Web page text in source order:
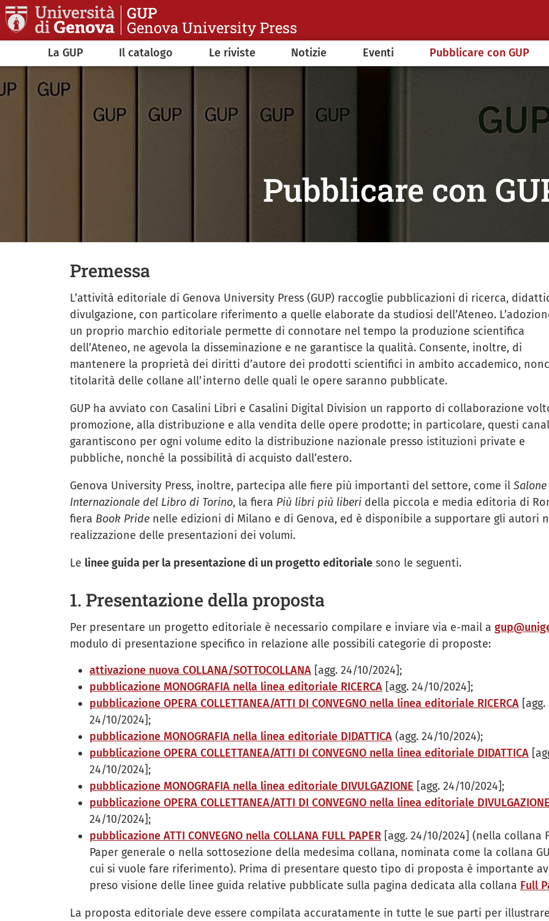
Salta al contenuto principale
GUP
Genova University Press
Navigazione principale
La GUP Il catalogo Le riviste Notizie Eventi Pubblicare con GUP
Pubblicare con
Premessa
L’attività editoriale di Genova University Press (GUP) raccoglie pubblicazioni di ricerca,
divulgazione, con particolare riferimento a quelle elaborate da studiosi dell’Ateneo.
un proprio marchio editoriale permette di connotare nel tempo la produzione scientifica
dell’Ateneo, ne agevola la disseminazione e ne garantisce la qualità. Consente, inoltre, di
mantenere la proprietà dei diritti d’autore dei prodotti scientifici in ambito accademico,
titolarità delle collane all’interno delle quali le opere saranno pubblicate.
GUP ha avviato con Casalini Libri e Casalini Digital Division un rapporto di collaborazione
promozione, alla distribuzione e alla vendita delle opere prodotte; in particolare, questi
garantiscono per ogni volume edito la distribuzione nazionale presso istituzioni private e
pubbliche, nonché la possibilità di acquisto dall’estero.
Genova University Press, inoltre, partecipa alle fiere più importanti del settore, come il Salone
Internazionale del Libro di Torino, la fiera Più libri più liberi della piccola e media editoria di
fiera Book Pride nelle edizioni di Milano e di Genova, ed è disponibile a supportare gli autori
realizzazione delle presentazioni dei volumi.
Le linee guida per la presentazione di un progetto editoriale sono le seguenti.
1. Presentazione della proposta
Per presentare un progetto editoriale è necessario compilare e inviare via e-mail a
modulo di presentazione specifico in relazione alle possibili categorie di proposte:
attivazione nuova COLLANA/SOTTOCOLLANA [agg. 24/10/2024];
pubblicazione MONOGRAFIA nella linea editoriale RICERCA [agg. 24/10/2024];
pubblicazione OPERA COLLETTANEA/ATTI DI CONVEGNO nella linea editoriale RICERCA [agg.
24/10/2024];
pubblicazione MONOGRAFIA nella linea editoriale DIDATTICA (agg. 24/10/2024);
pubblicazione OPERA COLLETTANEA/ATTI DI CONVEGNO nella linea editoriale DIDATTICA
24/10/2024];
pubblicazione MONOGRAFIA nella linea editoriale DIVULGAZIONE [agg. 24/10/2024];
pubblicazione OPERA COLLETTANEA/ATTI DI CONVEGNO nella linea editoriale DIVULGAZIONE
24/10/2024];
pubblicazione ATTI CONVEGNO nella COLLANA FULL PAPER [agg. 24/10/2024] (nella collana
Paper generale o nella sottosezione della medesima collana, nominata come la collana
cui si vuole fare riferimento). Prima di presentare questo tipo di proposta è importante
preso visione delle linee guida relative pubblicate sulla pagina dedicata alla collana Full
La proposta editoriale deve essere compilata accuratamente in tutte le sue parti per